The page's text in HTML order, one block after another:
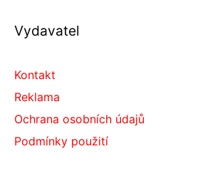
Vydavatel
Kontakt
Reklama
Ochrana osobních údajů
Podmínky použití